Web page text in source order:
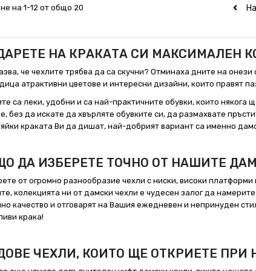
на 1-12 от общо 20
НА КРАКАТА СИ МАКСИМАЛЕН
че чехлите трябва да са скучни? Отминаха дните на
атрактивни цветове и интересни дизайни, които правят
са леки, удобни и са най-практичните обувки, които някога
без да искате да хвърляте обувките си, да размахвате
краката Ви да дишат, най-добрият вариант са именно
ДА ИЗБЕРЕТЕ ТОЧНО ОТ НАШИТЕ
от огромно разнообразие чехли с ниски, високи
колекцията ни от дамски чехли е чудесен залог да
качество и отговарят на Вашия ежедневен и непринуден
крака!
ЧЕХЛИ, КОИТО ЩЕ ОТКРИЕТЕ ПРИ